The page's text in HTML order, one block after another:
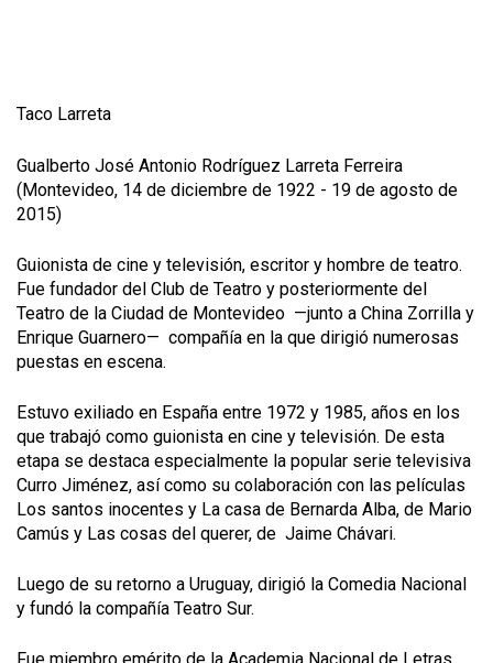
Taco Larreta
Gualberto José Antonio Rodríguez Larreta Ferreira
(Montevideo, 14 de diciembre de 1922 - 19 de agosto de
2015)
Guionista de cine y televisión, escritor y hombre de teatro.
Fue fundador del Club de Teatro y posteriormente del
Teatro de la Ciudad de Montevideo —junto a China Zorrilla y
Enrique Guarnero— compañía en la que dirigió numerosas
puestas en escena.
Estuvo exiliado en España entre 1972 y 1985, años en los
que trabajó como guionista en cine y televisión. De esta
etapa se destaca especialmente la popular serie televisiva
Curro Jiménez, así como su colaboración con las películas
Los santos inocentes y La casa de Bernarda Alba, de Mario
Camús y Las cosas del querer, de Jaime Chávari.
Luego de su retorno a Uruguay, dirigió la Comedia Nacional
y fundó la compañía Teatro Sur.